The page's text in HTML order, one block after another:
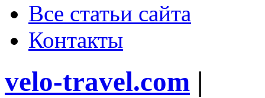
Все статьи сайта
Контакты
velo-travel.com |